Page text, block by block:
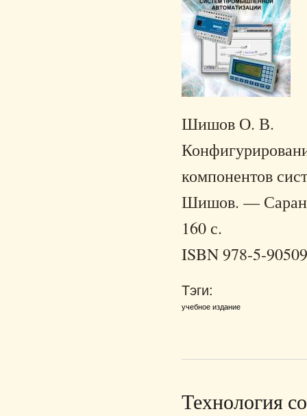
Шишов О. В.
компонентов
Шишов. —
160 с.
ISBN 978-5-
Тэги:
учебное издание
Технология